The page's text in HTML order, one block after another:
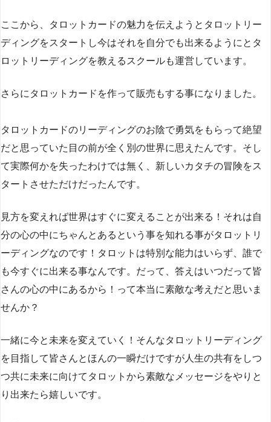
ここから、タロットカードの魅力を伝えようとタロットリー
ディングをスタートし今はそれを自分でも出来るようにとタ
ロットリーディングを教えるスクールも運営しています。
さらにタロットカードを作って販売もする事になりました。
タロットカードのリーディングのお陰で勇気をもらって絶望
だと思っていた目の前が全く別の世界に思えたんです。そし
て実際何かを失ったわけでは無く、新しいカタチの冒険をス
タートさせただけだったんです。
見方を変えれば世界はすぐに変えることが出来る！それは自
分の心の中にちゃんとあるという事を知れる事がタロットリ
ーディングなのです！タロットは特別な能力はいらず、誰で
も今すぐに出来る事なんです。だって、答えはいつだって皆
さんの心の中にあるから！って本当に素敵な考えだと思いま
せんか？
一緒に今と未来を変えていく！そんなタロットリーディング
を目指して皆さんとほんの一瞬だけですが人生の共有をしつ
つ共に未来に向けてタロットから素敵なメッセージをやりと
り出来たら嬉しいです。